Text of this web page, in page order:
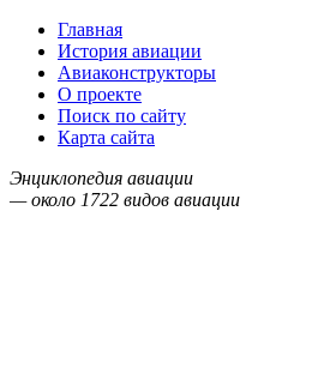
Главная
История авиации
Авиаконструкторы
О проекте
Поиск по сайту
Карта сайта
Энциклопедия авиации
— около 1722 видов авиации